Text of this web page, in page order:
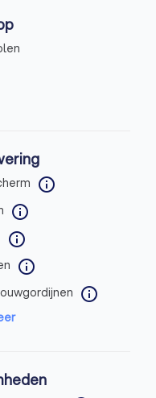
zonwering
info
info
info
info
info